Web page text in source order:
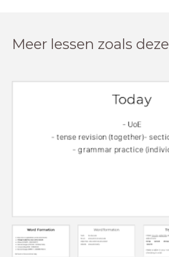
Meer lessen zoals deze